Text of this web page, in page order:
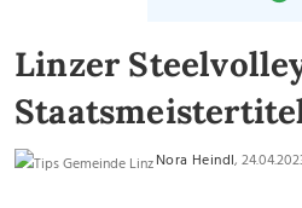
Linzer
Nora Heindl,